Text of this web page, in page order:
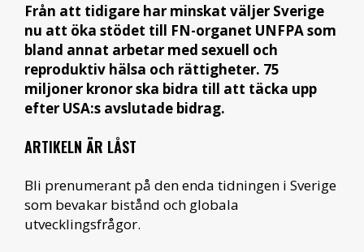
Från att tidigare har minskat väljer Sverige
nu att öka stödet till FN-organet UNFPA som
bland annat arbetar med sexuell och
reproduktiv hälsa och rättigheter. 75
miljoner kronor ska bidra till att täcka upp
efter USA:s avslutade bidrag.
ARTIKELN ÄR LÅST
Bli prenumerant på den enda tidningen i Sverige
som bevakar bistånd och globala
utvecklingsfrågor.